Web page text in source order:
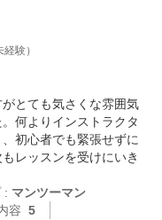
験）
とても気さくな雰囲気
何よりインストラクタ
初心者でも緊張せずに
レッスンを受けにいき
: マンツーマン
容 5